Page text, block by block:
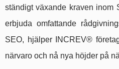
ständigt växande kraven inom
erbjuda omfattande
SEO, hjälper INCREV®
närvaro och nå nya höjder på